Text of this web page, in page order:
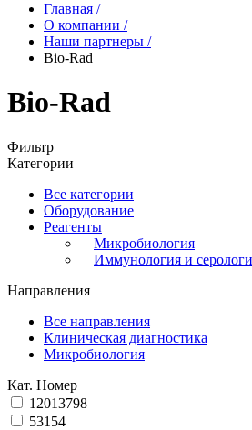
Главная /
О компании /
Наши партнеры /
Bio-Rad
Bio-Rad
Фильтр
Категории
Все категории
Оборудование
Реагенты
Микробиология
Иммунология и
Направления
Все направления
Клиническая диагностика
Микробиология
Кат. Номер
12013798
53154